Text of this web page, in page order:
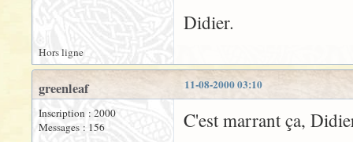
Didier.
Hors ligne
11-08-2000 03:10
greenleaf
Inscription : 2000
Messages : 156
C'est marrant ça,